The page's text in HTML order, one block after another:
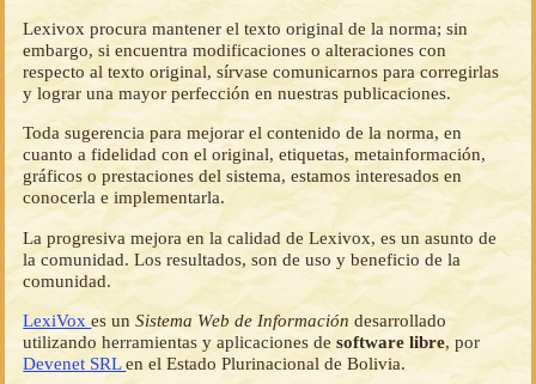
Lexivox procura mantener el texto original de la norma; sin
embargo, si encuentra modificaciones o alteraciones con
respecto al texto original, sírvase comunicarnos para corregirlas
y lograr una mayor perfección en nuestras publicaciones.
Toda sugerencia para mejorar el contenido de la norma, en
cuanto a fidelidad con el original, etiquetas, metainformación,
gráficos o prestaciones del sistema, estamos interesados en
conocerla e implementarla.
La progresiva mejora en la calidad de Lexivox, es un asunto de
la comunidad. Los resultados, son de uso y beneficio de la
comunidad.
LexiVoxes unSistema Web de Información desarrollado
utilizando herramientas y aplicaciones desoftware libre, por
Devenet SRLen el Estado Plurinacional de Bolivia.